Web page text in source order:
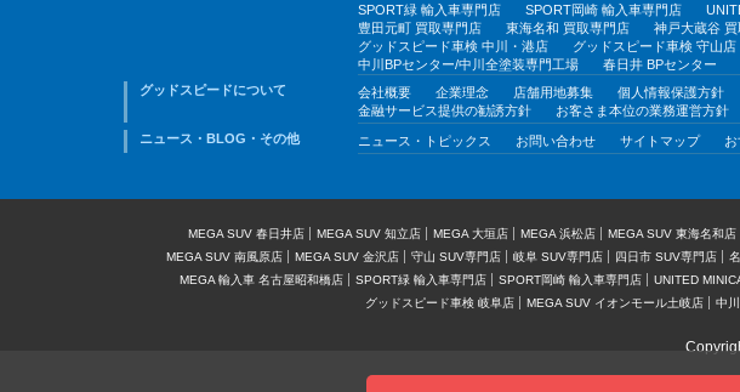
SPORT緑 輸入車専門店
SPORT岡崎 輸入車専門店
豊田元町 買取専門店
東海名和 買取専門店 神戸大蔵谷
グッドスピード車検 中川・港店
グッドスピード車検 守山店
中川BPセンター/中川全塗装専門工場
春日井 BPセンター
グッドスピードについて
会社概要 企業理念 店舗用地募集 個人情報保護方針
金融サービス提供の勧誘方針
お客さま本位の業務運営方針
ニュース・BLOG・その他
ニュース・トピックス お問い合わせ サイトマップ
MEGA SUV 春日井店 MEGA SUV 知立店 MEGA 大垣店 MEGA 浜松店 MEGA SUV 東海名和店
MEGA SUV 南風原店
MEGA SUV 金沢店 守山 SUV専門店 岐阜 SUV専門店 四日市 SUV専門店
MEGA 輸入車 名古屋昭和橋店
SPORT緑 輸入車専門店 SPORT岡崎 輸入車専門店 UNITED
グッドスピード車検 岐阜店
MEGA SUV イオンモール土岐店 中